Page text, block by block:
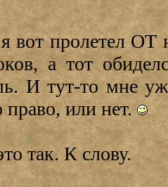
вот пролетел ОТ
а тот
И тут-то мне
право, или нет.
так. К слову.